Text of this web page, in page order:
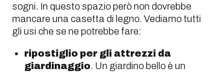
sogni. In questo spazio però non dovrebbe
mancare una casetta di legno. Vediamo tutti
gli usi che se ne potrebbe fare:
ripostiglio per gli attrezzi da
giardinaggio. Un giardino bello è un